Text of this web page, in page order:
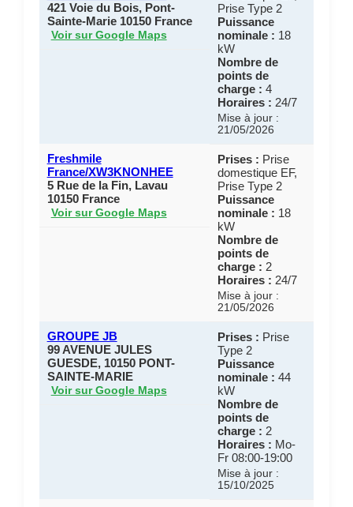
421 Voie du Bois, Pont-
Sainte-Marie 10150 France
Voir sur Google Maps
Prise Type 2
Puissance
nominale : 18
kW
Nombre de
points de
charge : 4
Horaires : 24/7
Mise à jour :
21/05/2026
Freshmile
France/XW3KNONHEE
5 Rue de la Fin, Lavau
10150 France
Voir sur Google Maps
Prises : Prise
domestique EF,
Prise Type 2
Puissance
nominale : 18
kW
Nombre de
points de
charge : 2
Horaires : 24/7
Mise à jour :
21/05/2026
GROUPE JB
99 AVENUE JULES
GUESDE, 10150 PONT-
SAINTE-MARIE
Voir sur Google Maps
Prises : Prise
Type 2
Puissance
nominale : 44
kW
Nombre de
points de
charge : 2
Horaires : Mo-
Fr 08:00-19:00
Mise à jour :
15/10/2025